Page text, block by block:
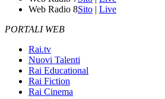
Web Radio 8Sito | Live
PORTALI WEB
Rai.tv
Nuovi Talenti
Rai Educational
Rai Fiction
Rai Cinema